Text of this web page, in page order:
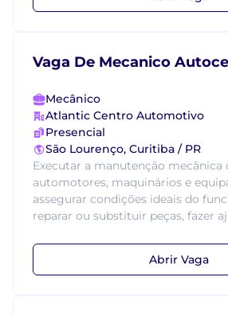
Vaga De Mecanico
Mecânico
Atlantic Centro Automotivo
Presencial
São Lourenço, Curitiba / PR
Executar a manutenção mecânica
automotores, maquinários e
assegurar condições ideais do
reparar ou substituir peças, fazer
Abrir Vaga